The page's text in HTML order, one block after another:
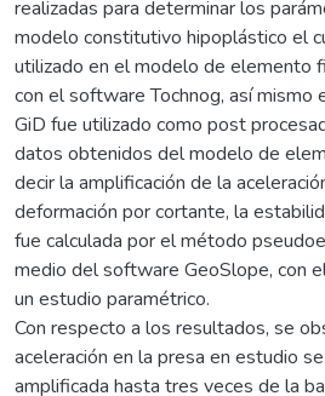
realizadas para determinar los
modelo constitutivo hipoplástico el
utilizado en el modelo de elemento
con el software Tochnog, así mismo
GiD fue utilizado como post
datos obtenidos del modelo de
decir la amplificación de la
deformación por cortante, la
fue calculada por el método
medio del software GeoSlope, con
un estudio paramétrico.
Con respecto a los resultados, se
aceleración en la presa en estudio
amplificada hasta tres veces de la